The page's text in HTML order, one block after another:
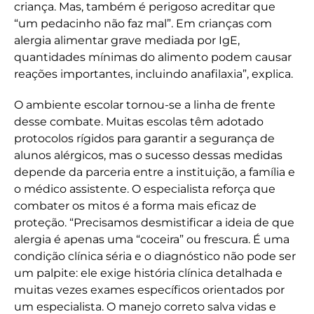
criança. Mas, também é perigoso acreditar que
“um pedacinho não faz mal”. Em crianças com
alergia alimentar grave mediada por IgE,
quantidades mínimas do alimento podem causar
reações importantes, incluindo anafilaxia”, explica.
O ambiente escolar tornou-se a linha de frente
desse combate. Muitas escolas têm adotado
protocolos rígidos para garantir a segurança de
alunos alérgicos, mas o sucesso dessas medidas
depende da parceria entre a instituição, a família e
o médico assistente. O especialista reforça que
combater os mitos é a forma mais eficaz de
proteção. “Precisamos desmistificar a ideia de que
alergia é apenas uma “coceira” ou frescura. É uma
condição clínica séria e o diagnóstico não pode ser
um palpite: ele exige história clínica detalhada e
muitas vezes exames específicos orientados por
um especialista. O manejo correto salva vidas e